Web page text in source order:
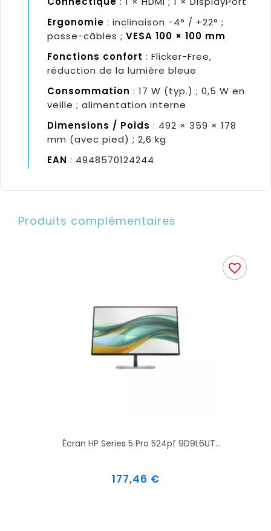
Ergonomie : inclinaison −4° / +22° ;
passe-câbles ; VESA 100 × 100 mm
Fonctions confort : Flicker-Free,
réduction de la lumière bleue
Consommation : 17 W (typ.) ; 0,5 W en
veille ; alimentation interne
Dimensions / Poids : 492 × 359 × 178
mm (avec pied) ; 2,6 kg
EAN : 4948570124244
Produits complémentaires
Écran HP Series 5 Pro 524pf 9D9L6UT...
Prix
177,46 €
favorite_border